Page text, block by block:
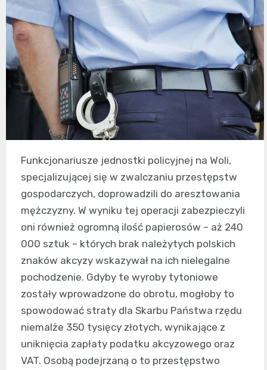
Funkcjonariusze jednostki policyjnej na Woli,
specjalizującej się w zwalczaniu przestępstw
gospodarczych, doprowadzili do aresztowania
mężczyzny. W wyniku tej operacji zabezpieczyli
oni również ogromną ilość papierosów – aż 240
000 sztuk – których brak należytych polskich
znaków akcyzy wskazywał na ich nielegalne
pochodzenie. Gdyby te wyroby tytoniowe
zostały wprowadzone do obrotu, mogłoby to
spowodować straty dla Skarbu Państwa rzędu
niemalże 350 tysięcy złotych, wynikające z
uniknięcia zapłaty podatku akcyzowego oraz
VAT. Osobą podejrzaną o to przestępstwo